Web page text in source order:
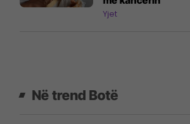
Yjet
Në trend Botë